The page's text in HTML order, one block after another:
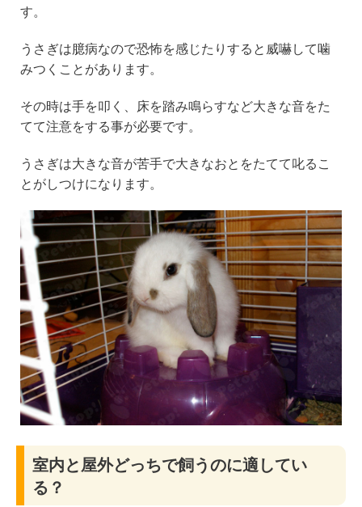
す。
うさぎは臆病なので恐怖を感じたりすると威嚇して噛
みつくことがあります。
その時は手を叩く、床を踏み鳴らすなど大きな音をた
てて注意をする事が必要です。
うさぎは大きな音が苦手で大きなおとをたてて叱るこ
とがしつけになります。
室内と屋外どっちで飼うのに適してい
る？